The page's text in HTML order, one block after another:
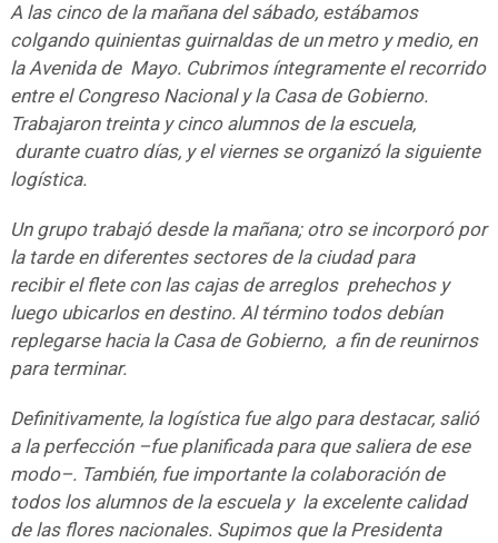
A las cinco de la mañana del sábado, estábamos
colgando quinientas guirnaldas de un metro y medio, en
la Avenida de Mayo. Cubrimos íntegramente el recorrido
entre el Congreso Nacional y la Casa de Gobierno.
Trabajaron treinta y cinco alumnos de la escuela,
durante cuatro días, y el viernes se organizó la siguiente
logística.
Un grupo trabajó desde la mañana; otro se incorporó por
la tarde en diferentes sectores de la ciudad para
recibir el flete con las cajas de arreglos prehechos y
luego ubicarlos en destino. Al término todos debían
replegarse hacia la Casa de Gobierno, a fin de reunirnos
para terminar.
Definitivamente, la logística fue algo para destacar, salió
a la perfección –fue planificada para que saliera de ese
modo–. También, fue importante la colaboración de
todos los alumnos de la escuela y la excelente calidad
de las flores nacionales. Supimos que la Presidenta